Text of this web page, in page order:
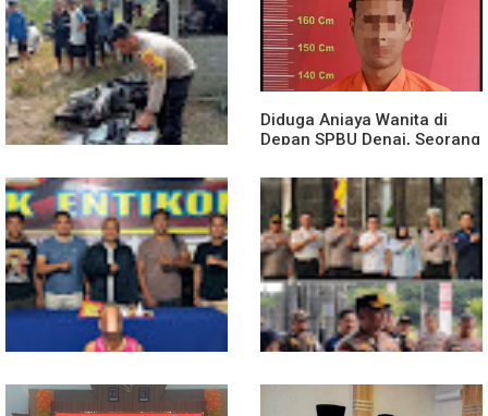
Truk Kontainer Oleng Tabrak
Vario, Warga Kapuas
Meninggal di Dusun Mak
Tampong
Diduga Aniaya Wanita di
Depan SPBU Denai, Seorang
Medan Area